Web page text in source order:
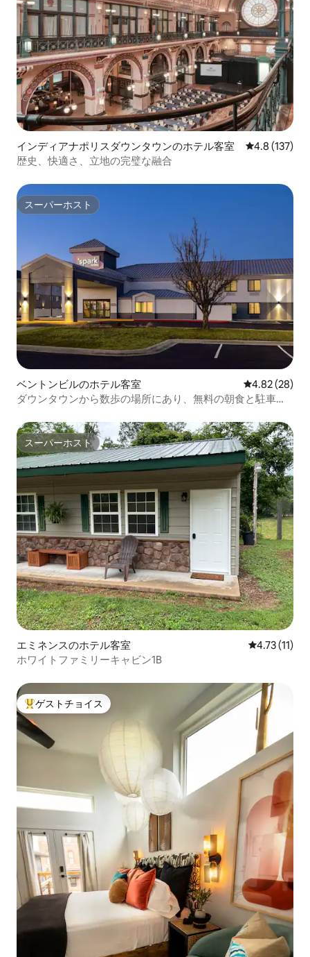
インディアナポリスダウンタウンのホテル客室 レビュー137
4.8 (137)
歴史、快適さ、立地の完璧な融合
スーパーホスト
スーパーホスト
ベントンビルのホテル客室 レビュー28
4.82 (28)
ダウンタウンから数歩の場所にあり、無料の朝食と駐車場
スーパーホスト
スーパーホスト
エミネンスのホテル客室 レビュー11
4.73 (11)
ホワイトファミリーキャビン1B
大好評のゲストチョイスです。
ゲストチョイス